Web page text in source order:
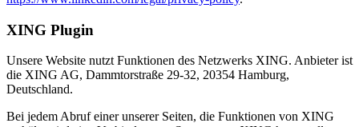
XING Plugin
Unsere Website nutzt Funktionen des Netzwerks XING. Anbieter ist
die XING AG, Dammtorstraße 29-32, 20354 Hamburg,
Deutschland.
Bei jedem Abruf einer unserer Seiten, die Funktionen von XING